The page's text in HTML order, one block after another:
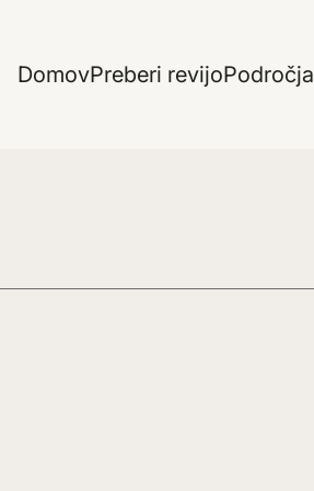
DomovPreberi revijoPodročja